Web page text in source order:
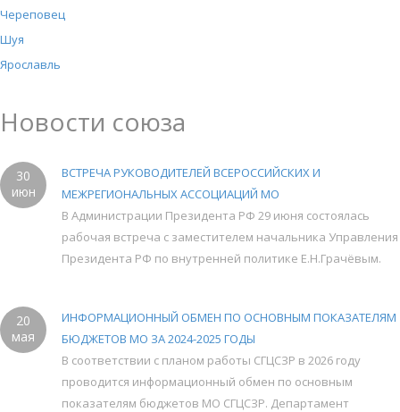
Череповец
Шуя
Ярославль
Новости союза
30
июн
ВСТРЕЧА РУКОВОДИТЕЛЕЙ ВСЕРОССИЙСКИХ И
МЕЖРЕГИОНАЛЬНЫХ АССОЦИАЦИЙ МО
В Администрации Президента РФ 29 июня состоялась
рабочая встреча с заместителем начальника Управления
Президента РФ по внутренней политике Е.Н.Грачёвым.
20
мая
ИНФОРМАЦИОННЫЙ ОБМЕН ПО ОСНОВНЫМ ПОКАЗАТЕЛЯМ
БЮДЖЕТОВ МО ЗА 2024-2025 ГОДЫ
В соответствии с планом работы СГЦСЗР в 2026 году
проводится информационный обмен по основным
показателям бюджетов МО СГЦСЗР. Департамент